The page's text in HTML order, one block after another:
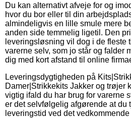
Du kan alternativt afveje for og
hvor du bor eller til din
almindeligvis en lille smule mere
anden side temmelig ligetil. Den
leveringsløsning vil dog i de
varerne selv, som jo står og falder
dig med kort afstand til online
Leveringsdygtigheden på
Damer|Strikkekits Jakker og trøjer
vigtig ifald du har brug for varerne
er det selvfølgelig afgørende at du
leveringstid ved det vedkommende